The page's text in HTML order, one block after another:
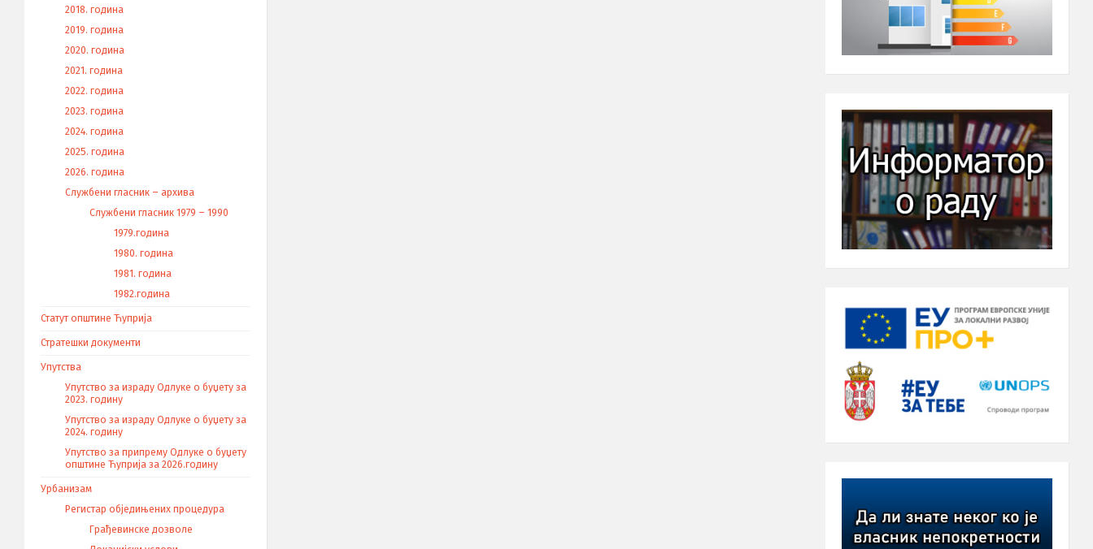
2018. година
2019. година
2020. година
2021. година
2022. година
2023. година
2024. година
2025. година
2026. година
Службени гласник – архива
Службени гласник 1979 – 1990
1979.година
1980. година
1981. година
1982.година
Статут општине Ћуприја
Стратешки документи
Упутства
Упутство за израду Одлуке о буџету за
2023. годину
Упутство за израду Одлуке о буџету за
2024. годину
Упутство за припрему Одлуке о буџету
општине Ћуприја за 2026.годину
Урбанизам
Регистар обједињених процедура
Грађевинске дозволе